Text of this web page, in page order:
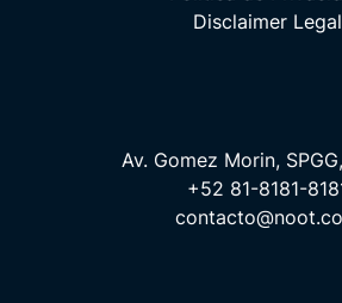
Disclaimer Legal
Av. Gomez Morin,
+52 81-8181-